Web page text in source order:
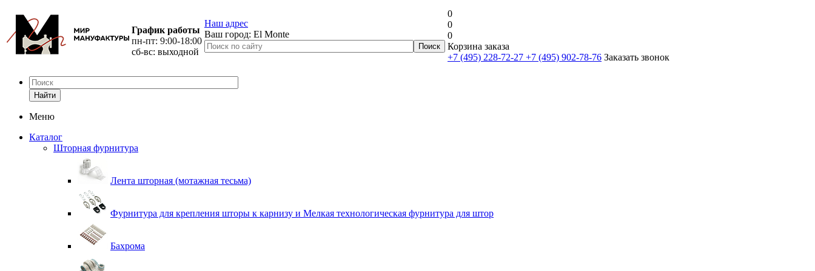
График работы
пн-пт: 9:00-18:00
сб-вс: выходной
Наш адрес
Ваш город: El Monte
0
0
0
Корзина заказа
+7 (495) 228-72-27 +7 (495) 902-78-76 Заказать звонок
Найти
Меню
Каталог
Шторная фурнитура
Лента шторная (мотажная тесьма)
Фурнитура для крепления шторы к карнизу и Мелкая технологическая фурнитура для штор
Бахрома